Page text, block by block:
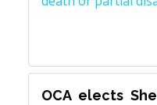
OCA elects